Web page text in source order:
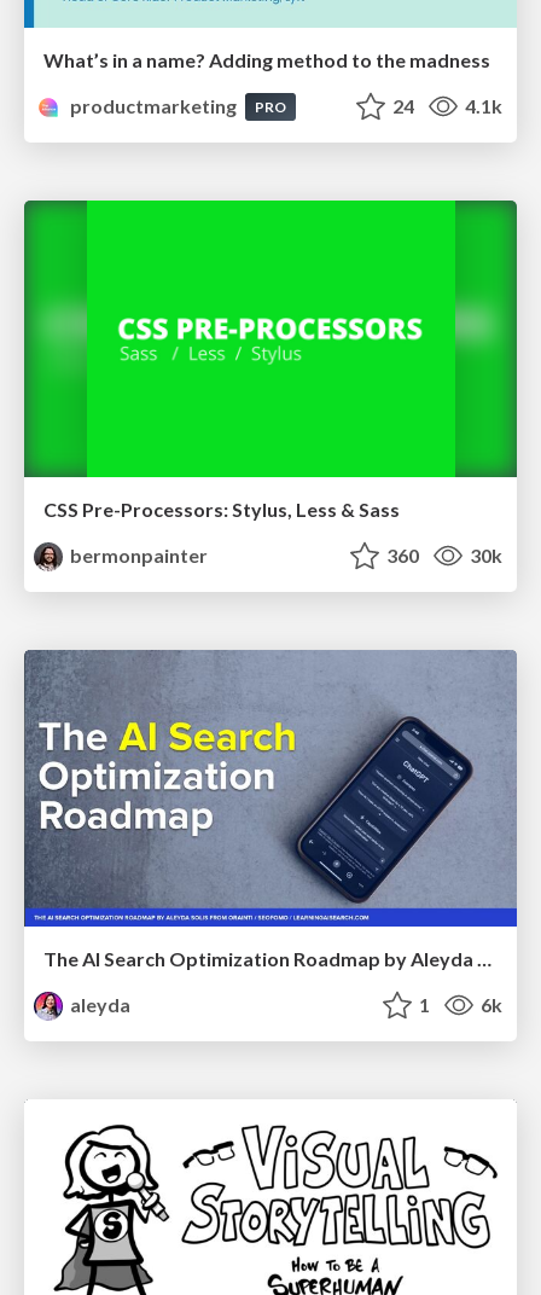
What’s in a name? Adding method to the madness
productmarketing
PRO 24 4.1k
CSS Pre-Processors: Stylus, Less & Sass
bermonpainter
360 30k
The AI Search Optimization Roadmap by Aleyda Solis
aleyda
1 6k